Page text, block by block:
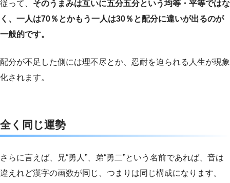
従って、 そのうまみは互いに五分五分という均等・平等ではな
く、一人は70％とかもう一人は30％と配分に違いが出るのが
一般的です。
配分が不足した側には理不尽とか、忍耐を迫られる人生が現象
化されます。
全く同じ運勢
さらに言えば、兄“勇人”、弟“勇二”という名前であれば、音は
違えれど漢字の画数が同じ、つまりは同じ構成になります。